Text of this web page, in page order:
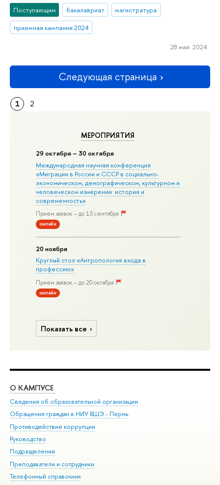
МЕРОПРИЯТИЯ
29 октября – 30 октября
Международная научная конференция
«Миграции в Росcии и СССР в социально-
экономическом, демографическом, культурном и
человеческом измерении: история и
современность»
Прием заявок – до 15 сентября
онлайн
20 ноября
Круглый стол «Антропология входа в
профессию»
Прием заявок – до 20 октября
онлайн
Показать все
Поступающим бакалавриат
магистратура
приемная кампания 2024
28 мая 2024
Следующая страница
1 2
О КАМПУСЕ
Сведения об образовательной организации
Обращения граждан в НИУ ВШЭ - Пермь
Противодействие коррупции
Руководство
Подразделения
Преподаватели и сотрудники
Телефонный справочник